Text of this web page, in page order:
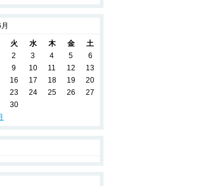
火 水 木 金 土
2 3 4 5
6
9 10 11 12
13
16 17 18 19
20
23 24 25 26
27
30